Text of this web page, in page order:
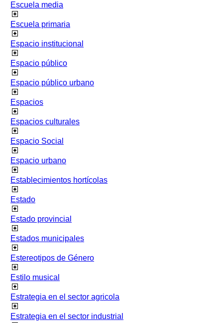
Escuela media
Escuela primaria
Espacio institucional
Espacio público
Espacio público urbano
Espacios
Espacios culturales
Espacio Social
Espacio urbano
Establecimientos hortícolas
Estado
Estado provincial
Estados municipales
Estereotipos de Género
Estilo musical
Estrategia en el sector agricola
Estrategia en el sector industrial